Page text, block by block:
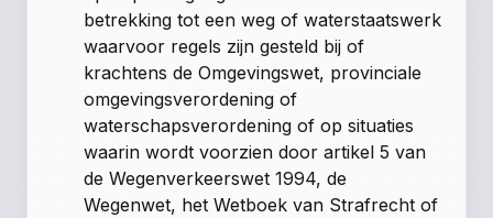
betrekking tot een weg of waterstaatswerk
waarvoor regels zijn gesteld bij of
krachtens de Omgevingswet, provinciale
omgevingsverordening of
waterschapsverordening of op situaties
waarin wordt voorzien door artikel 5 van
de Wegenverkeerswet 1994, de
Wegenwet, het Wetboek van Strafrecht of